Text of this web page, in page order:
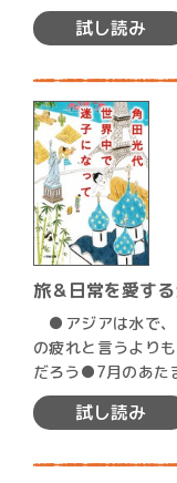
ていって…
試し読み
旅＆日常を愛す
●アジアは水で、
の疲れと言うより
だろう●7月のあた
6月に…
試し読み